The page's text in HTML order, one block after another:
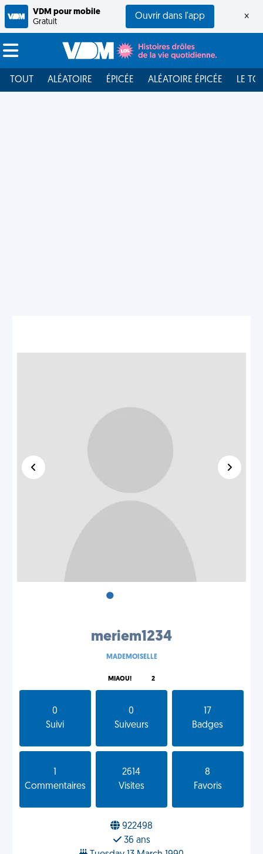
VDM pour mobile
Gratuit
Ouvrir dans l'app ×
TOUT ALÉATOIRE ÉPICÉE ALÉATOIRE ÉPICÉE LE
•
meriem1234
MADEMOISELLE
MIAOU! 2
0
Suivi
0
Suiveurs
17
Badges
Commentaires
2614
Visites
8
Favoris
922498
36 ans